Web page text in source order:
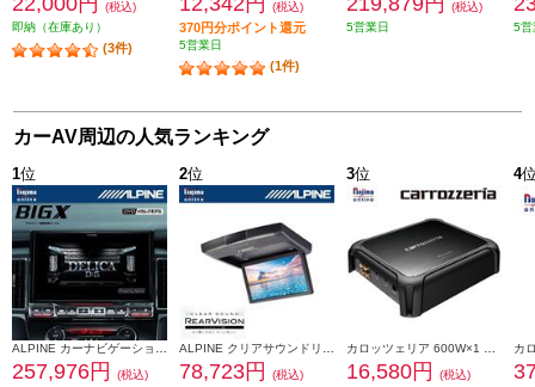
(税込)
即納（在庫あり）
(3件)
(税込)
370円分ポイント還元
5営業日
(1件)
(税込)
5営業日
5営
カーAV周辺の人気ランキング
1位
257,976円
(税込)
2位
78,723円
(税込)
3位
16,580円
(税込)
4